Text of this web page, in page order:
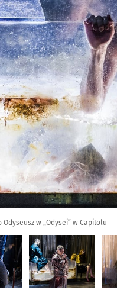
w „Odysei” w Capitolu